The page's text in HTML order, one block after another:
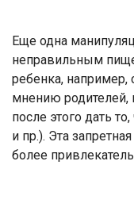
Еще одна
неправильным
ребенка, например,
мнению
после этого дать
и пр.). Эта
более